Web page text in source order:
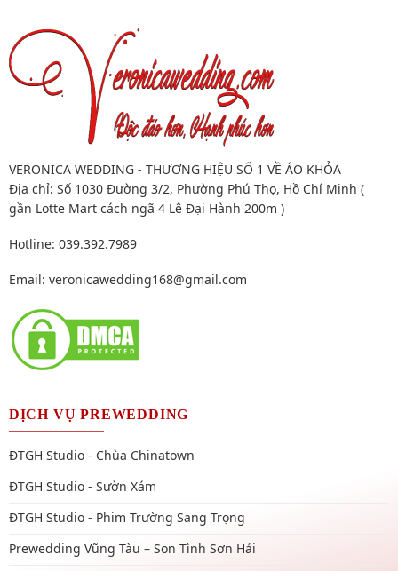
VERONICA WEDDING - THƯƠNG HIỆU SỐ 1 VỀ ÁO KHỎA
Địa chỉ: Số 1030 Đường 3/2, Phường Phú Thọ, Hồ Chí Minh (
gần Lotte Mart cách ngã 4 Lê Đại Hành 200m )
Hotline: 039.392.7989
Email: veronicawedding168@gmail.com
DỊCH VỤ PREWEDDING
ĐTGH Studio - Chùa Chinatown
ĐTGH Studio - Sườn Xám
ĐTGH Studio - Phim Trường Sang Trọng
Prewedding Vũng Tàu – Son Tình Sơn Hải